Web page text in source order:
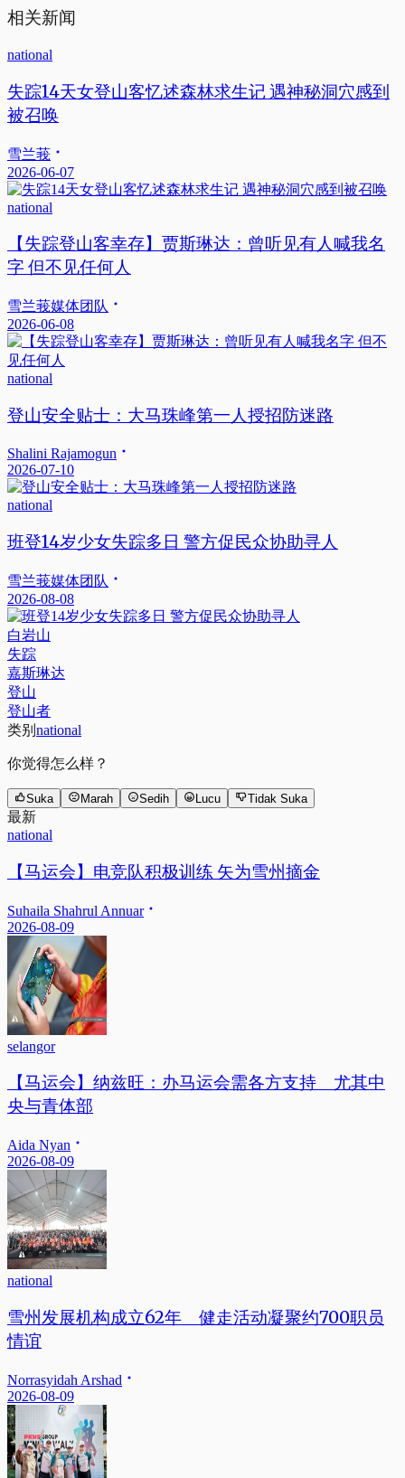
相关新闻
national
失踪14天女登山客忆述森林求生记 遇神秘洞穴感到
被召唤
雪兰莪
2026-06-07
national
【失踪登山客幸存】贾斯琳达：曾听见有人喊我名
字 但不见任何人
雪兰莪媒体团队
2026-06-08
national
登山安全贴士：大马珠峰第一人授招防迷路
Shalini Rajamogun
2026-07-10
national
班登14岁少女失踪多日 警方促民众协助寻人
雪兰莪媒体团队
2026-08-08
白岩山
失踪
嘉斯琳达
登山
登山者
类别 national
你觉得怎么样？
Suka Marah Sedih Lucu Tidak Suka
最新
national
【马运会】电竞队积极训练 矢为雪州摘金
Suhaila Shahrul Annuar
2026-08-09
selangor
【马运会】纳兹旺：办马运会需各方支持 尤其中
央与青体部
Aida Nyan
2026-08-09
national
雪州发展机构成立62年 健走活动凝聚约700职员
情谊
Norrasyidah Arshad
2026-08-09